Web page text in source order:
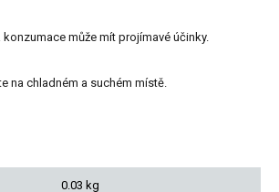
konzumace může mít projímavé účinky.
na chladném a suchém místě.
0.03 kg